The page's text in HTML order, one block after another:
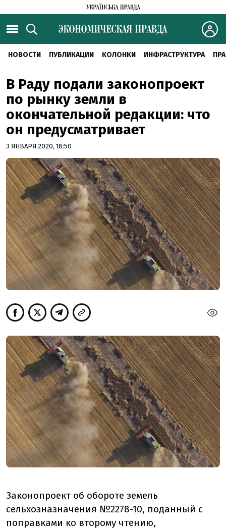
НОВОСТИ ПУБЛИКАЦИИ КОЛОНКИ ИНФРАСТРУКТУРА
В Раду подали законопроект
по рынку земли в
окончательной редакции: что
он предусматривает
3 ЯНВАРЯ 2020, 18:50
Законопроект об обороте земель
сельхозназначения №2278-10, поданный с
поправками ко второму чтению,